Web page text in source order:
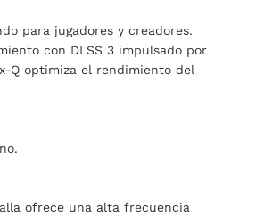
para jugadores y creadores.
con DLSS 3 impulsado por
Q optimiza el rendimiento del
ofrece una alta frecuencia